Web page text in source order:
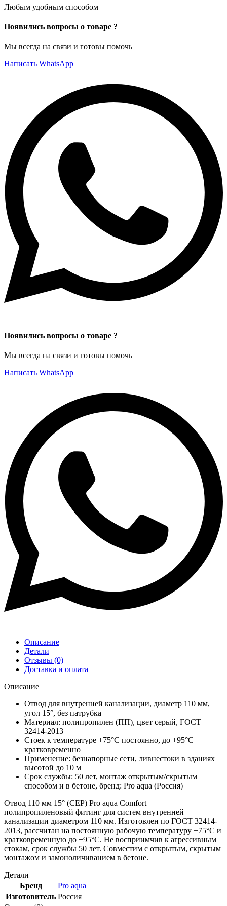
Любым удобным способом
Появились вопросы о товаре ?
Мы всегда на связи и готовы помочь
Написать WhatsApp
Появились вопросы о товаре ?
Мы всегда на связи и готовы помочь
Написать WhatsApp
Описание
Детали
Отзывы (0)
Доставка и оплата
Описание
Отвод для внутренней канализации, диаметр 110 мм,
угол 15°, без патрубка
Материал: полипропилен (ПП), цвет серый, ГОСТ
32414-2013
Стоек к температуре +75°С постоянно, до +95°С
кратковременно
Применение: безнапорные сети, ливнестоки в зданиях
высотой до 10 м
Срок службы: 50 лет, монтаж открытым/скрытым
способом и в бетоне, бренд: Pro aqua (Россия)
Отвод 110 мм 15° (СЕР) Pro aqua Comfort —
полипропиленовый фитинг для систем внутренней
канализации диаметром 110 мм. Изготовлен по ГОСТ 32414-
2013, рассчитан на постоянную рабочую температуру +75°С и
кратковременную до +95°С. Не восприимчив к агрессивным
стокам, срок службы 50 лет. Совместим с открытым, скрытым
монтажом и замоноличиванием в бетоне.
Детали
Бренд
Pro aqua
Изготовитель Россия